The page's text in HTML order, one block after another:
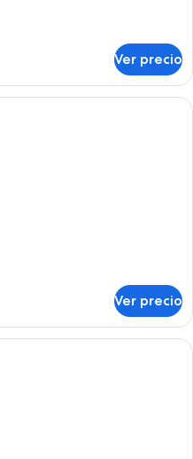
Ver precio
Una habitación de hotel con dos
Ver precio
Un dormitorio con una cama